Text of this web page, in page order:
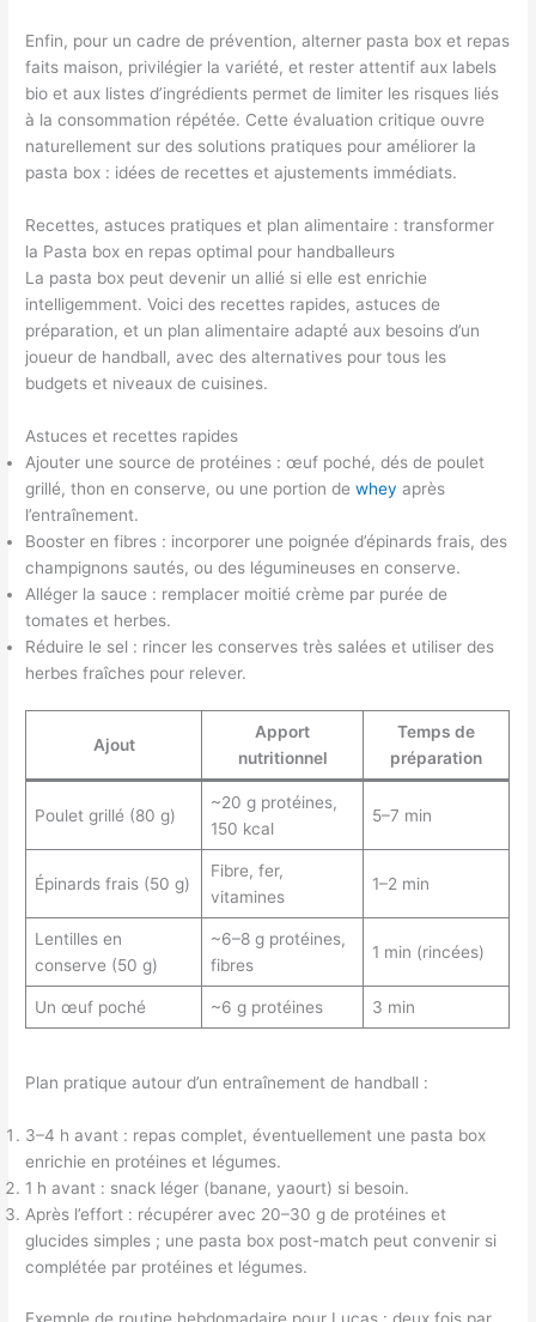
Enfin, pour un cadre de prévention, alterner pasta box et repas
faits maison, privilégier la variété, et rester attentif aux labels
bio et aux listes d’ingrédients permet de limiter les risques liés
à la consommation répétée. Cette évaluation critique ouvre
naturellement sur des solutions pratiques pour améliorer la
pasta box : idées de recettes et ajustements immédiats.
Recettes, astuces pratiques et plan alimentaire : transformer
la Pasta box en repas optimal pour handballeurs
La pasta box peut devenir un allié si elle est enrichie
intelligemment. Voici des recettes rapides, astuces de
préparation, et un plan alimentaire adapté aux besoins d’un
joueur de handball, avec des alternatives pour tous les
budgets et niveaux de cuisines.
Astuces et recettes rapides
Ajouter une source de protéines : œuf poché, dés de poulet
grillé, thon en conserve, ou une portion dewhey après
l’entraînement.
Booster en fibres : incorporer une poignée d’épinards frais, des
champignons sautés, ou des légumineuses en conserve.
Alléger la sauce : remplacer moitié crème par purée de
tomates et herbes.
Réduire le sel : rincer les conserves très salées et utiliser des
herbes fraîches pour relever.
Ajout
Apport
nutritionnel
Temps de
préparation
Poulet grillé (80 g)
~20 g protéines,
150 kcal
5–7 min
Épinards frais (50 g)
Fibre, fer,
vitamines
1–2 min
Lentilles en
conserve (50 g)
~6–8 g protéines,
fibres
1 min (rincées)
Un œuf poché ~6 g protéines 3 min
Plan pratique autour d’un entraînement de handball :
3–4 h avant : repas complet, éventuellement une pasta box
enrichie en protéines et légumes.
1 h avant : snack léger (banane, yaourt) si besoin.
Après l’effort : récupérer avec 20–30 g de protéines et
glucides simples ; une pasta box post-match peut convenir si
complétée par protéines et légumes.
Exemple de routine hebdomadaire pour Lucas : deux fois par